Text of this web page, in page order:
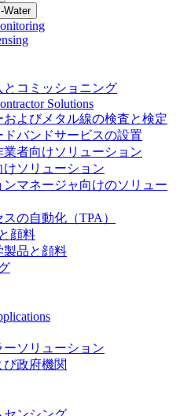
Water
とコミッショニング
Solutions
よびメタル線の検査と検定
バンドサービスの設置
業者向けソリューション
けソリューション
ンマネージャ向けのソリュー
の自動化（TPA）
顔料
製品と顔料
ーソリューション
政府機関